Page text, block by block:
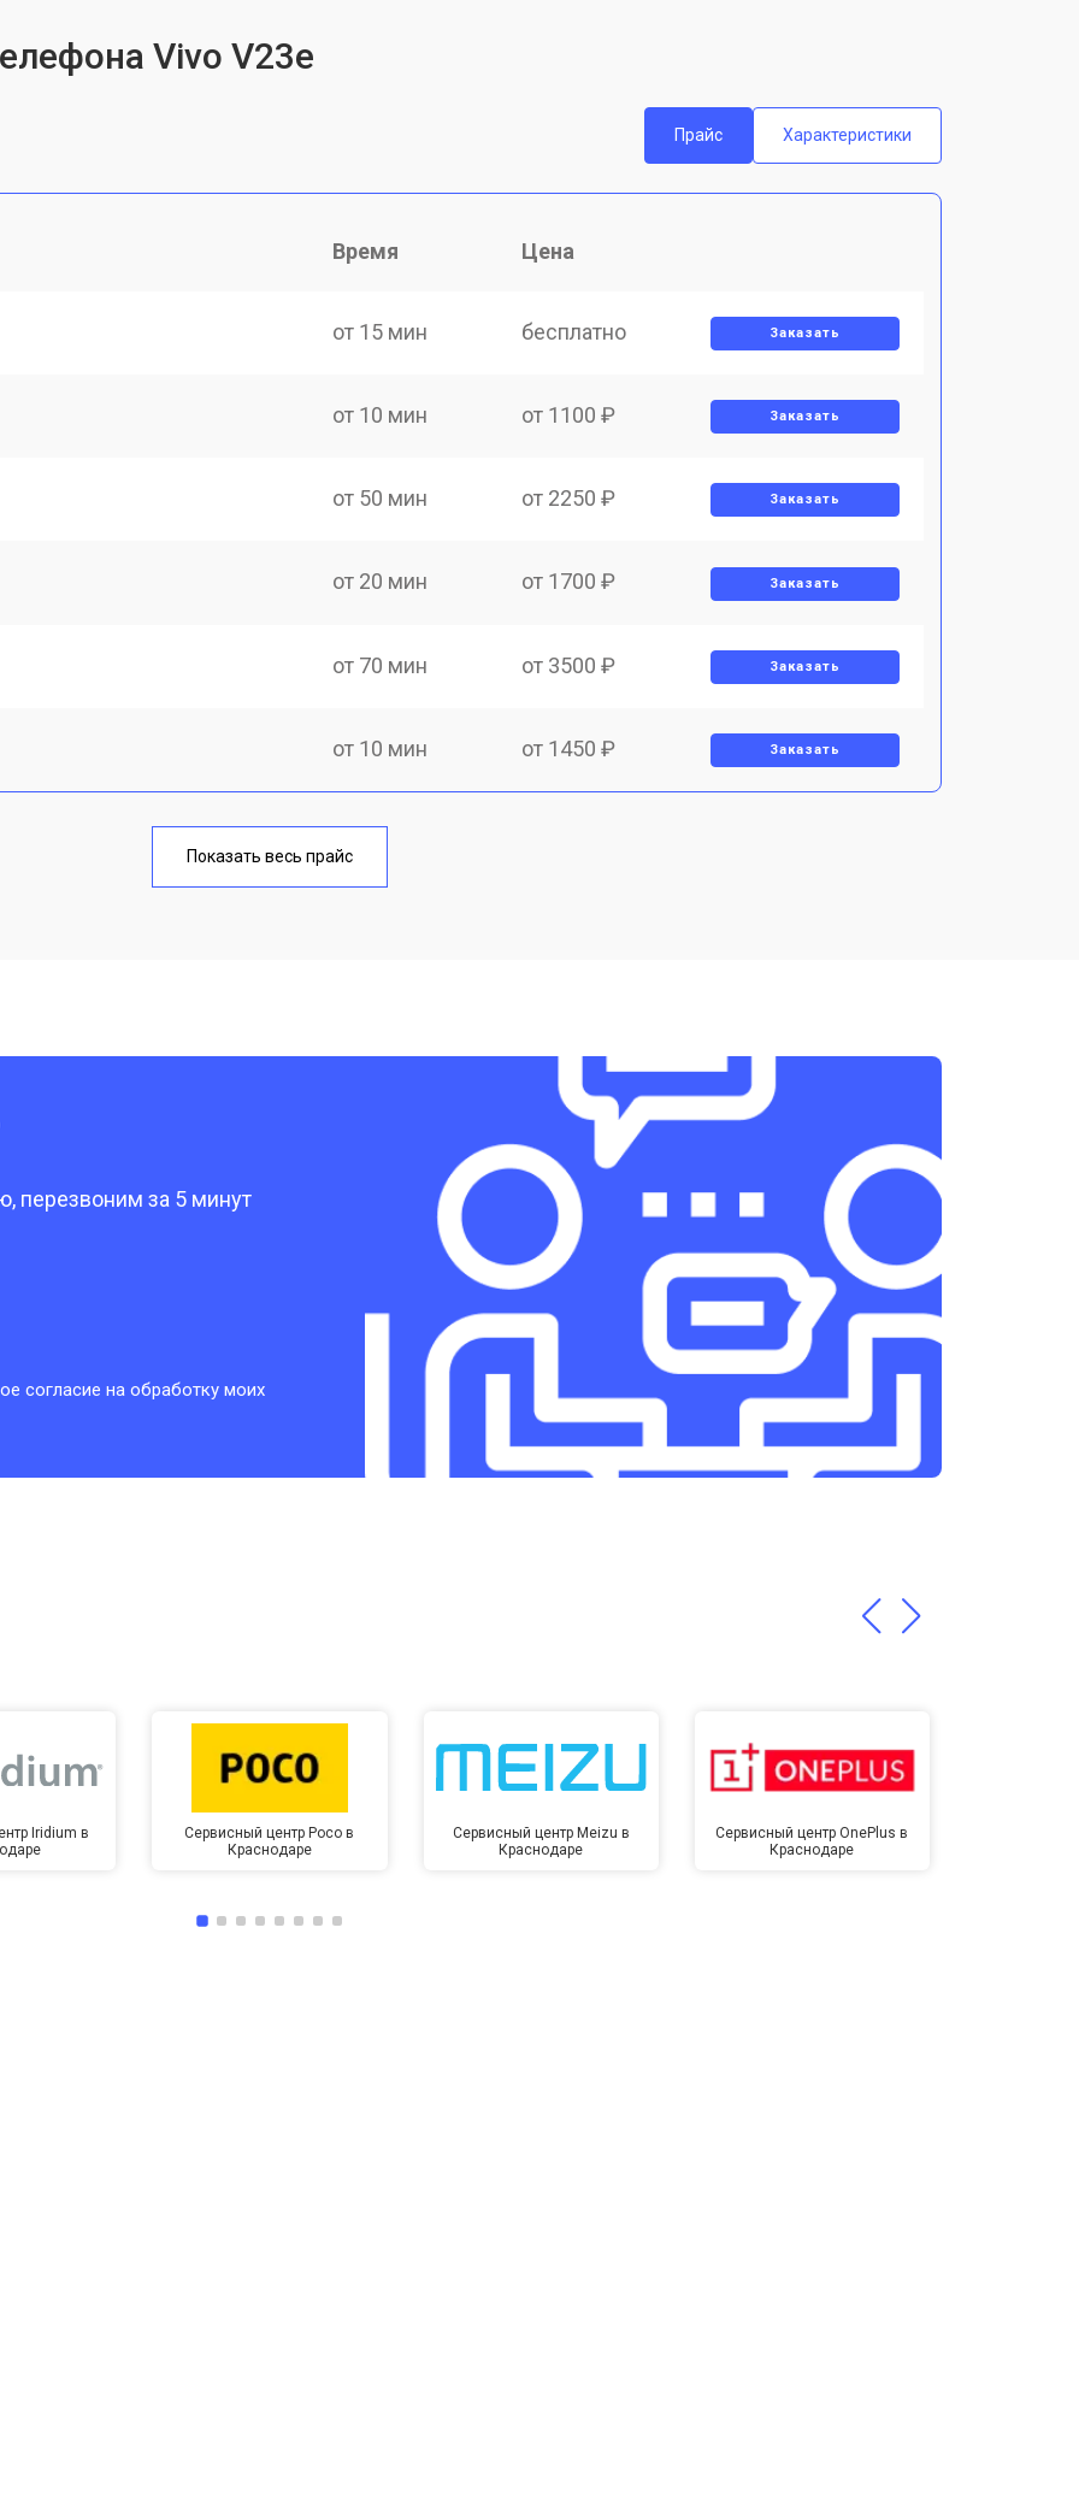
Vivo V23e
Прайс
Характеристики
Время Цена
от 15 мин бесплатно Заказать
от 10 мин от 1100 ₽ Заказать
от 50 мин от 2250 ₽ Заказать
от 20 мин от 1700 ₽ Заказать
от 70 мин от 3500 ₽ Заказать
от 10 мин от 1450 ₽ Заказать
от 40 мин
от 3300 ₽
от 1400 ₽ Заказать
от 2700 ₽ Заказать
от 950 ₽ Заказать
от 1750 ₽
Показать весь прайс
перезвоним за 5 минут
согласие на обработку моих
Iridium в
Сервисный центр Poco в
Краснодаре
Сервисный центр Meizu в
Краснодаре
Сервисный центр OnePlus в
Краснодаре